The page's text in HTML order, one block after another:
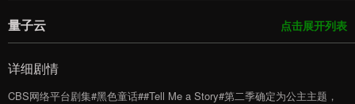
点击展开列表
量子云
详细剧情
CBS网络平台剧集#黑色童话##Tell Me a Story#第二季确定为公主主题，